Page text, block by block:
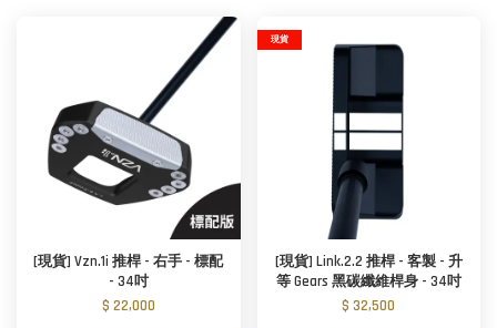
[現貨] Vzn.1i 推桿 - 右手 - 標配
- 34吋
$ 22,000
現貨
[現貨] Link.2.2 推桿 - 客製 - 升
等 Gears 黑碳纖維桿身 - 34吋
$ 32,500